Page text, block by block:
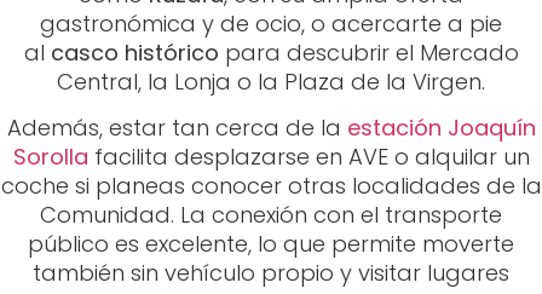
gastronómica y de ocio, o acercarte a pie
al casco histórico para descubrir el Mercado
Central, la Lonja o la Plaza de la Virgen.
Además, estar tan cerca de la estación Joaquín
Sorolla facilita desplazarse en AVE o alquilar un
coche si planeas conocer otras localidades de la
Comunidad. La conexión con el transporte
público es excelente, lo que permite moverte
también sin vehículo propio y visitar lugares